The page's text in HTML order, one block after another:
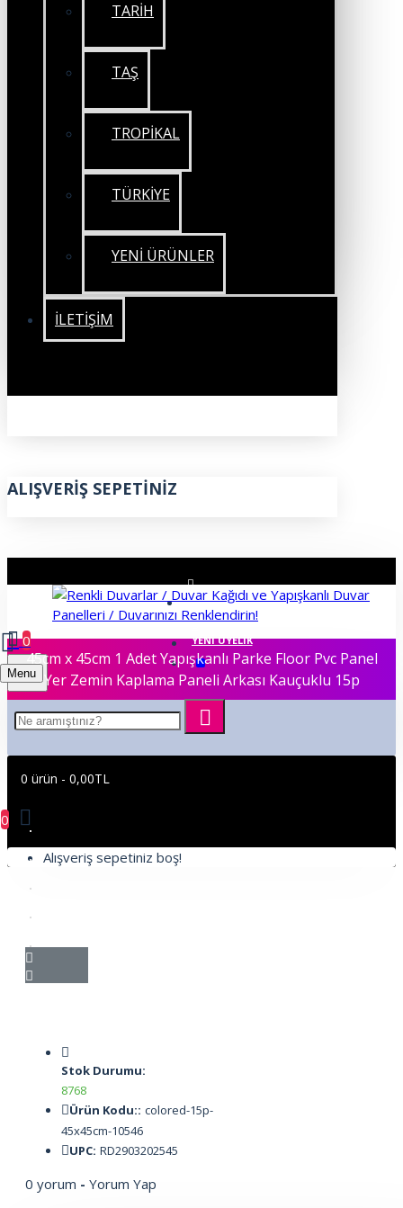
TARİH
TAŞ
TROPİKAL
TÜRKİYE
YENİ ÜRÜNLER
İLETIŞIM
ALIŞVERIŞ SEPETINIZ
ÜYE GIRIŞI
YENI ÜYELIK
Menu
0
0 ürün - 0,00TL
0
Alışveriş sepetiniz boş!
45cm x 45cm 1 Adet Yapışkanlı Parke Floor Pvc Panel
Yer Zemin Kaplama Paneli Arkası Kauçuklu 15p
Stok Durumu:
8768
Ürün Kodu:: colored-15p-
45x45cm-10546
UPC: RD2903202545
0 yorum - Yorum Yap